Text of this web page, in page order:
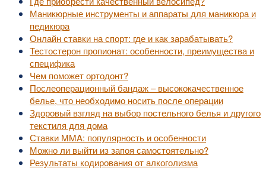
Маникюрные инструменты и аппараты для маникюра и
педикюра
Онлайн ставки на спорт: где и как зарабатывать?
Тестостерон пропионат: особенности, преимущества и
специфика
Чем поможет ортодонт?
Послеоперационный бандаж – высококачественное
белье, что необходимо носить после операции
Здоровый взгляд на выбор постельного белья и другого
текстиля для дома
Ставки MMA: популярность и особенности
Можно ли выйти из запоя самостоятельно?
Результаты кодирования от алкоголизма